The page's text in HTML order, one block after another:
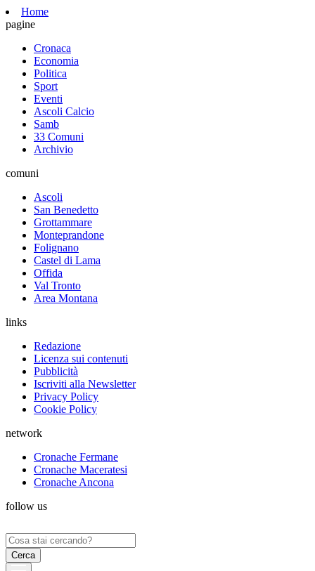
Home
pagine
Cronaca
Economia
Politica
Sport
Eventi
Ascoli Calcio
Samb
33 Comuni
Archivio
comuni
Ascoli
San Benedetto
Grottammare
Monteprandone
Folignano
Castel di Lama
Offida
Val Tronto
Area Montana
links
Redazione
Licenza sui contenuti
Pubblicità
Iscriviti alla Newsletter
Privacy Policy
Cookie Policy
network
Cronache Fermane
Cronache Maceratesi
Cronache Ancona
follow us
Ricerca
per: